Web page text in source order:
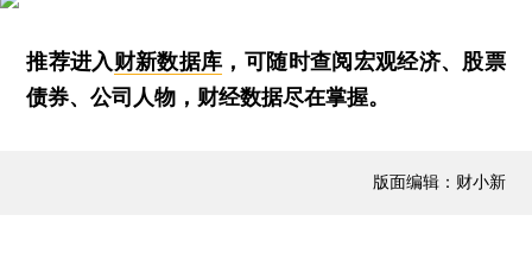
推荐进入财新数据库 ，可随时查阅宏观经济、股票
债券、公司人物，财经数据尽在掌握。
版面编辑：财小新